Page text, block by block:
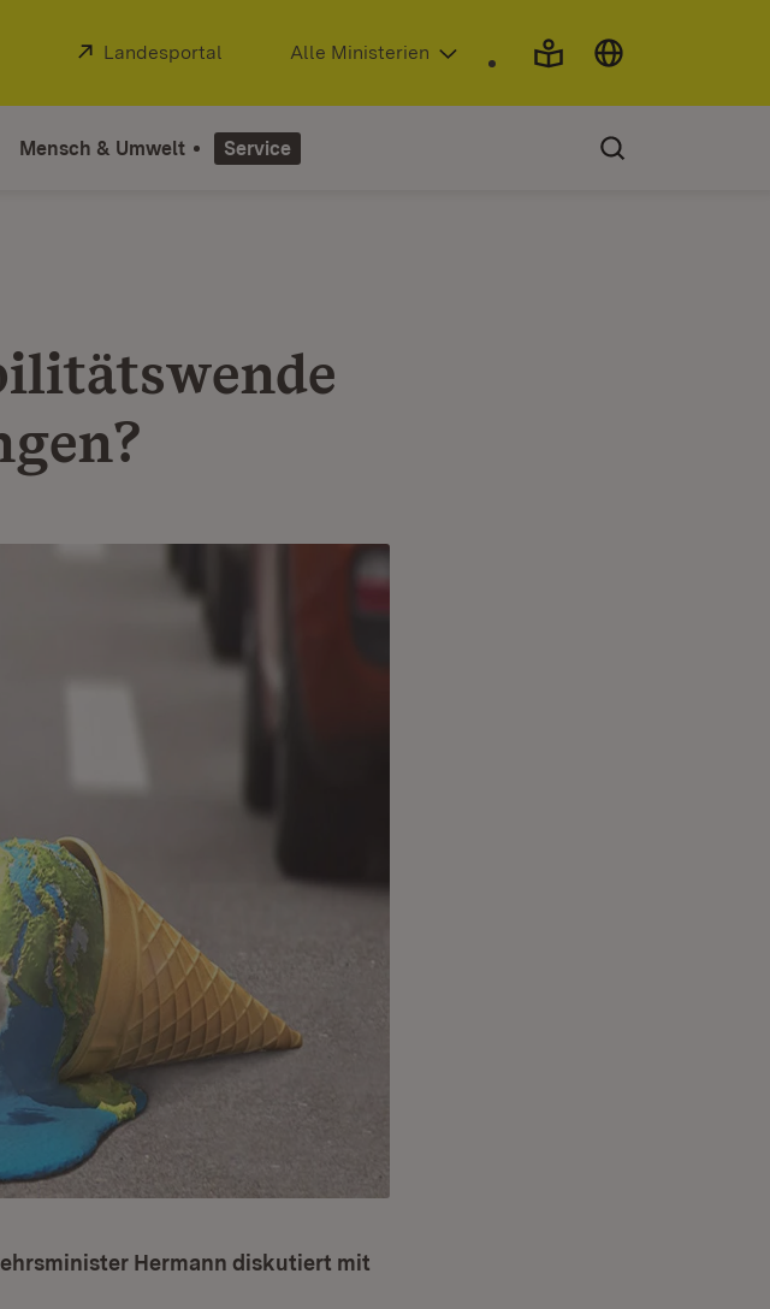
Extern:
Landesportal (Öffnet in neuem Fenster)
Alle Ministerien
Mensch & Umwelt Service
Hermann diskutiert mit